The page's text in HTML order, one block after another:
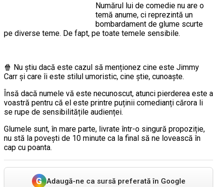
Numărul lui de comedie nu are o
temă anume, ci reprezintă un
bombardament de glume scurte
pe diverse teme. De fapt, pe toate temele sensibile.
🍿 Nu știu dacă este cazul să menționez cine este Jimmy
Carr și care îi este stilul umoristic, cine știe, cunoaște.
Însă dacă numele vă este necunoscut, atunci pierderea este a
voastră pentru că el este printre puținii comedianți cărora li
se rupe de sensibilitățile audienței.
Glumele sunt, în mare parte, livrate într-o singură propoziție,
nu stă la povești de 10 minute ca la final să ne lovească în
cap cu poanta.
G Adaugă-ne ca sursă preferată în Google